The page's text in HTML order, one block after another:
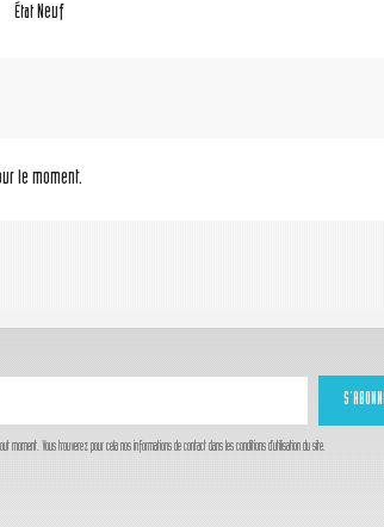
ÉtatNeuf
le moment.
moment. Vous trouverez pour cela nos informations de contact dans les conditions d'utilisation du site.